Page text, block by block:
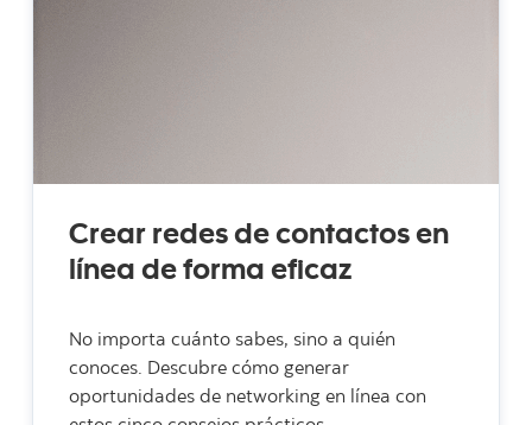
Crear redes de contactos en
línea de forma eficaz
No importa cuánto sabes, sino a quién
conoces. Descubre cómo generar
oportunidades de networking en línea con